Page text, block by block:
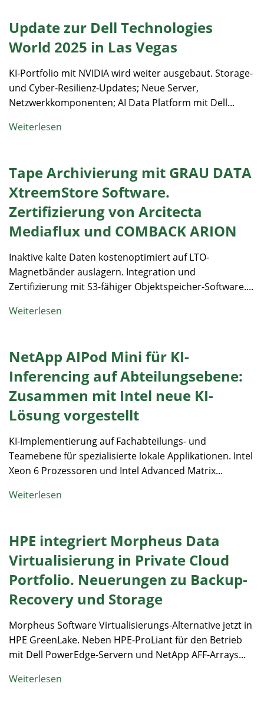
Update zur Dell Technologies
World 2025 in Las Vegas
KI-Portfolio mit NVIDIA wird weiter ausgebaut. Storage-
und Cyber-Resilienz-Updates; Neue Server,
Netzwerkkomponenten; AI Data Platform mit Dell...
Weiterlesen
Tape Archivierung mit GRAU DATA
XtreemStore Software.
Zertifizierung von Arcitecta
Mediaflux und COMBACK ARION
Inaktive kalte Daten kostenoptimiert auf LTO-
Magnetbänder auslagern. Integration und
Zertifizierung mit S3-fähiger Objektspeicher-Software....
Weiterlesen
NetApp AIPod Mini für KI-
Inferencing auf Abteilungsebene:
Zusammen mit Intel neue KI-
Lösung vorgestellt
KI-Implementierung auf Fachabteilungs- und
Teamebene für spezialisierte lokale Applikationen. Intel
Xeon 6 Prozessoren und Intel Advanced Matrix...
Weiterlesen
HPE integriert Morpheus Data
Virtualisierung in Private Cloud
Portfolio. Neuerungen zu Backup-
Recovery und Storage
Morpheus Software Virtualisierungs-Alternative jetzt in
HPE GreenLake. Neben HPE-ProLiant für den Betrieb
mit Dell PowerEdge-Servern und NetApp AFF-Arrays...
Weiterlesen